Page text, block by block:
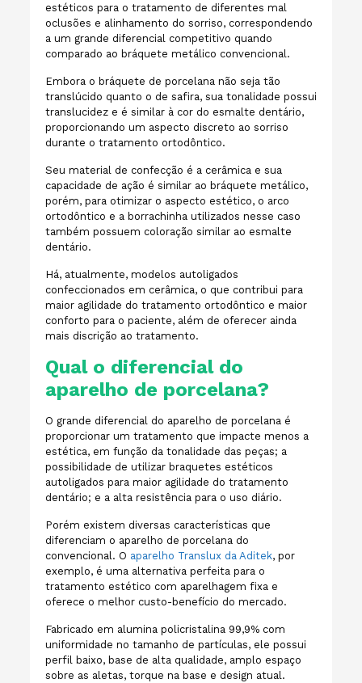
estéticos para o tratamento de diferentes mal
oclusões e alinhamento do sorriso, correspondendo
a um grande diferencial competitivo quando
comparado ao bráquete metálico convencional.
Embora o bráquete de porcelana não seja tão
translúcido quanto o de safira, sua tonalidade possui
translucidez e é similar à cor do esmalte dentário,
proporcionando um aspecto discreto ao sorriso
durante o tratamento ortodôntico.
Seu material de confecção é a cerâmica e sua
capacidade de ação é similar ao bráquete metálico,
porém, para otimizar o aspecto estético, o arco
ortodôntico e a borrachinha utilizados nesse caso
também possuem coloração similar ao esmalte
dentário.
Há, atualmente, modelos autoligados
confeccionados em cerâmica, o que contribui para
maior agilidade do tratamento ortodôntico e maior
conforto para o paciente, além de oferecer ainda
mais discrição ao tratamento.
Qual o diferencial do
aparelho de porcelana?
O grande diferencial do aparelho de porcelana é
proporcionar um tratamento que impacte menos a
estética, em função da tonalidade das peças; a
possibilidade de utilizar braquetes estéticos
autoligados para maior agilidade do tratamento
dentário; e a alta resistência para o uso diário.
Porém existem diversas características que
diferenciam o aparelho de porcelana do
convencional. O aparelho Translux da Aditek, por
exemplo, é uma alternativa perfeita para o
tratamento estético com aparelhagem fixa e
oferece o melhor custo-benefício do mercado.
Fabricado em alumina policristalina 99,9% com
uniformidade no tamanho de partículas, ele possui
perfil baixo, base de alta qualidade, amplo espaço
sobre as aletas, torque na base e design atual.